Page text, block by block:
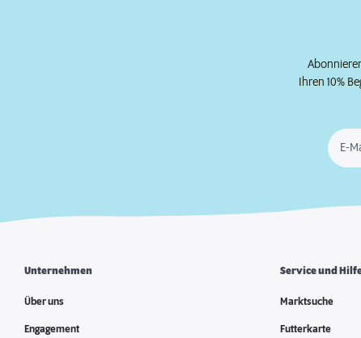
Ihren 10%
E-
Unternehmen
Über uns
Engagement
Service und
Marktsuche
Futterkarte